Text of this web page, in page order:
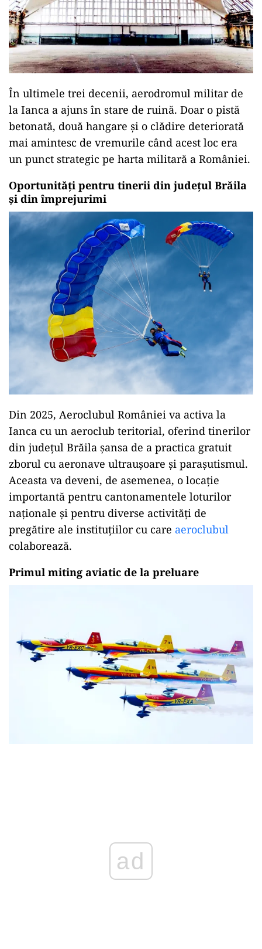
În ultimele trei decenii, aerodromul militar de
la Ianca a ajuns în stare de ruină. Doar o pistă
betonată, două hangare și o clădire deteriorată
mai amintesc de vremurile când acest loc era
un punct strategic pe harta militară a României.
Oportunități pentru tinerii din județul Brăila
și din împrejurimi
Din 2025, Aeroclubul României va activa la
Ianca cu un aeroclub teritorial, oferind tinerilor
din județul Brăila șansa de a practica gratuit
zborul cu aeronave ultraușoare și parașutismul.
Aceasta va deveni, de asemenea, o locație
importantă pentru cantonamentele loturilor
naționale și pentru diverse activități de
pregătire ale instituțiilor cu care aeroclubul
colaborează.
Primul miting aviatic de la preluare
ad